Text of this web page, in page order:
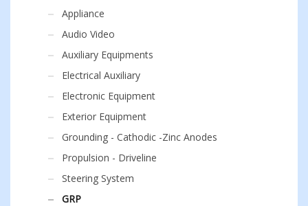
Appliance
Audio Video
Auxiliary Equipments
Electrical Auxiliary
Electronic Equipment
Exterior Equipment
Grounding - Cathodic -Zinc Anodes
Propulsion - Driveline
Steering System
GRP